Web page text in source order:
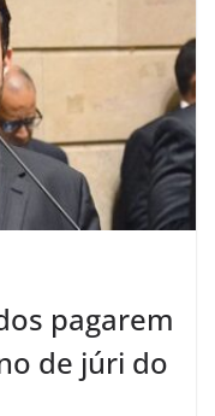
pagarem
de júri do